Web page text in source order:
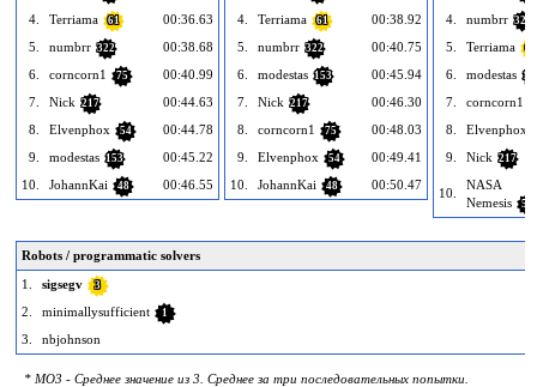
4.
Terriama 61
00:36.63
5.
numbrr 322
00:38.68
6.
corncorn1 75
00:40.99
7.
Nick 217
00:44.63
8.
Elvenphox 54
00:44.78
9.
modestas 153
00:45.22
10.
JohannKai 48 00:46.55
4.
Terriama 61
00:38.92
5.
numbrr 322
00:40.75
6.
modestas 153
00:45.94
7.
Nick 217
00:46.30
8.
corncorn1 75
00:48.03
9.
Elvenphox 54
00:49.41
10.
JohannKai 48 00:50.47
4. numbrr 322
5. Terriama 61
6. modestas
7. corncorn1
8. Elvenphox
9. Nick 217
10.
NASA
Nemesis
52
Robots / programmatic solvers
1.
sigsegv 3
2. minimallysufficient 1
3. nbjohnson
* MO3 - Среднее значение из 3. Среднее за три последовательных попытки.